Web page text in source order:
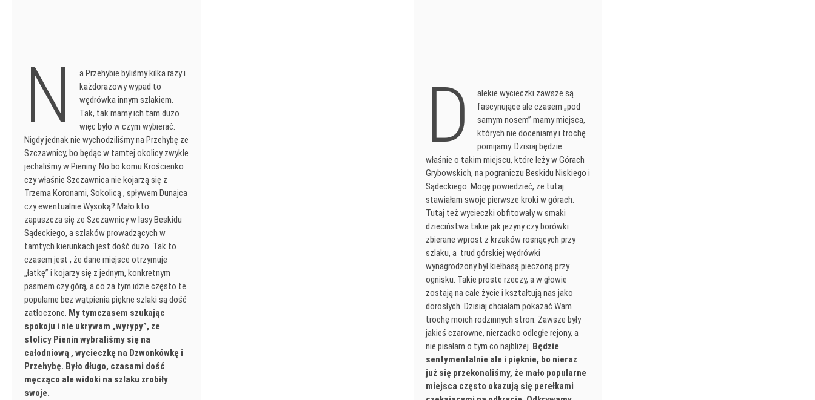
N
a Przehybie byliśmy kilka razy i
każdorazowy wypad to
wędrówka innym szlakiem.
Tak, tak mamy ich tam dużo
więc było w czym wybierać.
Nigdy jednak nie wychodziliśmy na Przehybę ze
Szczawnicy, bo będąc w tamtej okolicy zwykle
jechaliśmy w Pieniny. No bo komu Krościenko
czy właśnie Szczawnica nie kojarzą się z
Trzema Koronami, Sokolicą , spływem Dunajca
czy ewentualnie Wysoką? Mało kto
zapuszcza się ze Szczawnicy w lasy Beskidu
Sądeckiego, a szlaków prowadzących w
tamtych kierunkach jest dość dużo. Tak to
czasem jest , że dane miejsce otrzymuje
„łatkę” i kojarzy się z jednym, konkretnym
pasmem czy górą, a co za tym idzie często te
popularne bez wątpienia piękne szlaki są dość
zatłoczone. My tymczasem szukając
spokoju i nie ukrywam „wyrypy”, ze
stolicy Pienin wybraliśmy się na
całodniową , wycieczkę na Dzwonkówkę i
Przehybę. Było długo, czasami dość
męcząco ale widoki na szlaku zrobiły
swoje.
D
alekie wycieczki zawsze są
fascynujące ale czasem „pod
samym nosem” mamy miejsca,
których nie doceniamy i trochę
pomijamy. Dzisiaj będzie
właśnie o takim miejscu, które leży w Górach
Grybowskich, na pograniczu Beskidu Niskiego i
Sądeckiego. Mogę powiedzieć, że tutaj
stawiałam swoje pierwsze kroki w górach.
Tutaj też wycieczki obfitowały w smaki
dzieciństwa takie jak jeżyny czy borówki
zbierane wprost z krzaków rosnących przy
szlaku, a trud górskiej wędrówki
wynagrodzony był kiełbasą pieczoną przy
ognisku. Takie proste rzeczy, a w głowie
zostają na całe życie i kształtują nas jako
dorosłych. Dzisiaj chciałam pokazać Wam
trochę moich rodzinnych stron. Zawsze były
jakieś czarowne, nierzadko odległe rejony, a
nie pisałam o tym co najbliżej. Będzie
sentymentalnie ale i pięknie, bo nieraz
już się przekonaliśmy, że mało popularne
miejsca często okazują się perełkami